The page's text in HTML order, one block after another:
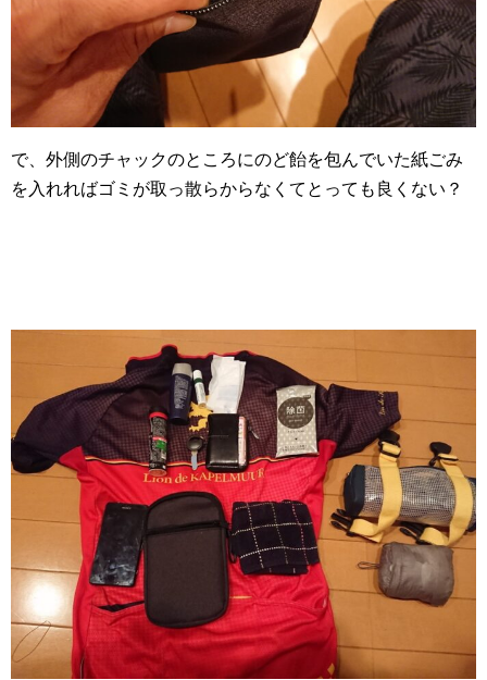
で、外側のチャックのところにのど飴を包んでいた紙ごみ
を入れればゴミが取っ散らからなくてとっても良くない？